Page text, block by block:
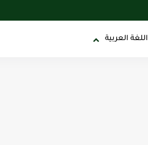
اللغة العربية